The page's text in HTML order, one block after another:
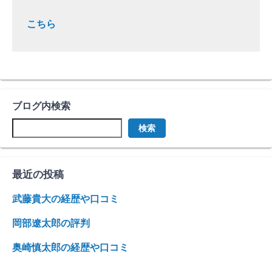
こちら
ブログ内検索
検索
最近の投稿
武藤貴大の経歴や口コミ
岡部遼太郎の評判
奥崎慎太郎の経歴や口コミ